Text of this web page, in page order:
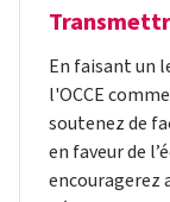
En faisant un
l'OCCE
soutenez de
en faveur de
encouragerez